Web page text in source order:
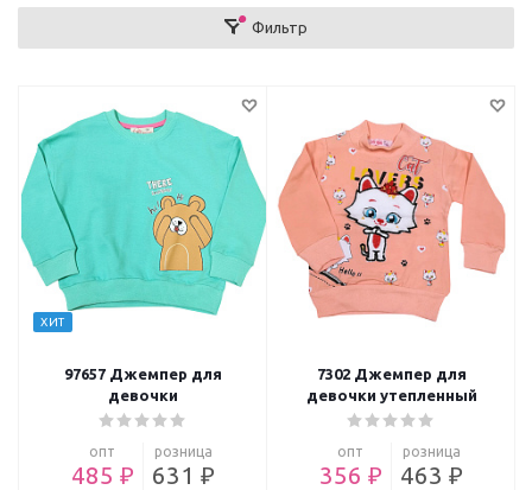
Фильтр
ХИТ
97657 Джемпер для
девочки
опт
485 ₽
розница
631 ₽
7302 Джемпер для
девочки утепленный
опт
356 ₽
розница
463 ₽